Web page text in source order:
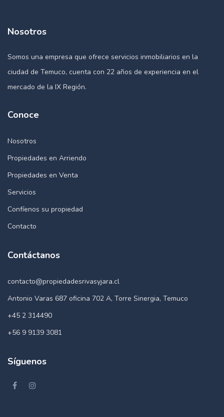
Nosotros
Somos una empresa que ofrece servicios inmobiliarios en la
ciudad de Temuco, cuenta con 22 años de experiencia en el
mercado de la IX Región.
Conoce
Nosotros
Propiedades en Arriendo
Propiedades en Venta
Servicios
Confíenos su propiedad
Contacto
Contáctanos
contacto@propiedadesrivasyjara.cl
Antonio Varas 687 oficina 702 A, Torre Sinergia, Temuco
+45 2 314490
+56 9 9139 3081
Síguenos